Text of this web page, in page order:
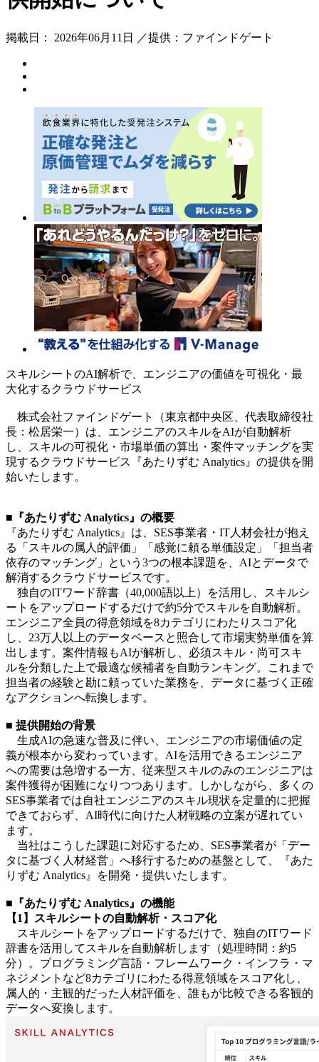
掲載日： 2026年06月11日 ／提供：ファインドゲート
スキルシートのAI解析で、エンジニアの価値を可視化・最
大化するクラウドサービス
株式会社ファインドゲート（東京都中央区、代表取締役社
長：松居栄一）は、エンジニアのスキルをAIが自動解析
し、スキルの可視化・市場単価の算出・案件マッチングを実
現するクラウドサービス『あたりずむ Analytics』の提供を開
始いたします。
■『あたりずむ Analytics』の概要
『あたりずむ Analytics』は、SES事業者・IT人材会社が抱え
る「スキルの属人的評価」「感覚に頼る単価設定」「担当者
依存のマッチング」という3つの根本課題を、AIとデータで
解消するクラウドサービスです。
独自のITワード辞書（40,000語以上）を活用し、スキルシ
ートをアップロードするだけで約5分でスキルを自動解析。
エンジニア全員の得意領域を8カテゴリにわたりスコア化
し、23万人以上のデータベースと照合して市場実勢単価を算
出します。案件情報もAIが解析し、必須スキル・尚可スキ
ルを分類した上で最適な候補者を自動ランキング。これまで
担当者の経験と勘に頼っていた業務を、データに基づく正確
なアクションへ転換します。
■ 提供開始の背景
生成AIの急速な普及に伴い、エンジニアの市場価値の定
義が根本から変わっています。AIを活用できるエンジニア
への需要は急増する一方、従来型スキルのみのエンジニアは
案件獲得が困難になりつつあります。しかしながら、多くの
SES事業者では自社エンジニアのスキル現状を定量的に把握
できておらず、AI時代に向けた人材戦略の立案が遅れてい
ます。
当社はこうした課題に対応するため、SES事業者が「デー
タに基づく人材経営」へ移行するための基盤として、『あた
りずむ Analytics』を開発・提供いたします。
■『あたりずむ Analytics』の機能
【1】スキルシートの自動解析・スコア化
スキルシートをアップロードするだけで、独自のITワード
辞書を活用してスキルを自動解析します（処理時間：約5
分）。プログラミング言語・フレームワーク・インフラ・マ
ネジメントなど8カテゴリにわたる得意領域をスコア化し、
属人的・主観的だった人材評価を、誰もが比較できる客観的
データへ変換します。